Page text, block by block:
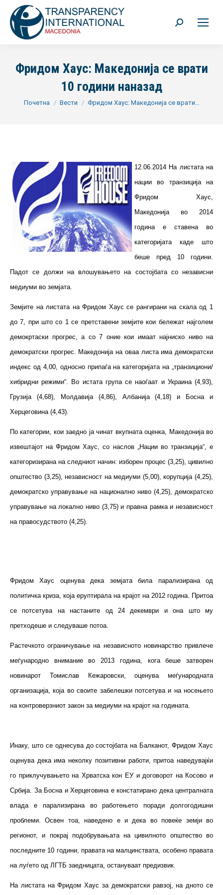
Search:
Фридом Хаус: Македонија се врати
10 години наназад
You are here:
Почетна Вести Фридом Хаус: Македонија се врати…
12.06.2014 На листата на
нации во транзиција на
Фридом Хаус,
Македонија во 2014
година е ставена во
категоријата каде што
беше пред 10 години.
Падот се должи на влошувањето на состојбата со независни
медиуми во земјата.
Земјите на листата на Фридом Хаус се рангирани на скала од 1
до 7, при што со 1 се претставени земјите кои бележат најголем
демокртаски прогрес, а со 7 оние кои имаат најниско ниво на
демократски прогрес. Македонија на оваа листа има демократски
индекс од 4,00, односно припаѓа на категоријата на „транзициони/
хибридни режими“. Во истата група се наоѓаат и Украина (4,93),
Грузија (4,68), Молдавија (4,86), Албанија (4,18) и Босна и
Херцеговина (4,43).
По категории, кои заедно ја чинат вкупната оценка, Македонија во
извештајот на Фридом Хаус, со наслов „Нации во транзиција“, е
категоризирана на следниот начин: изборен процес (3,25), цивилно
општество (3,25), независност на медиуми (5,00), корупција (4,25),
демократско управување на национално ниво (4,25), демократско
управување на локално ниво (3,75) и правна рамка и независност
на правосудството (4,25).
Фридом Хаус оценува дека земјата била парализирана од
политичка криза, која еруптирала на крајот на 2012 година. Притоа
се потсетува на настаните од 24 декември и она што му
претходеше и следуваше потоа.
Растечкото ограничување на независното новинарство привлече
меѓународно внимание во 2013 година, кога беше затворен
новинарот Томислав Кежаровски, оценува меѓународната
организација, која во своите забелешки потсетува и на носењето
на контроверзниот закон за медиуми на крајот на годината.
Инаку, што се однесува до состојбата на Балканот, Фридом Хаус
оценува дека има неколку позитивни работи, притоа наведувајќи
го приклучувањето на Хрватска кон ЕУ и договорот на Косово и
Србија. За Босна и Херцеговина е констатирано дека централната
влада е парализирана во работењето поради долгогодишни
проблеми. Освен тоа, наведено е и дека во повеќе земји во
регионот, и покрај подобрувањата на цивилното општество во
последните 10 години, правата на малцинствата, особено правата
на луѓето од ЛГТБ заедницата, остануваат предизвик.
На листата на Фридом Хаус за демократски равзој, на дното се